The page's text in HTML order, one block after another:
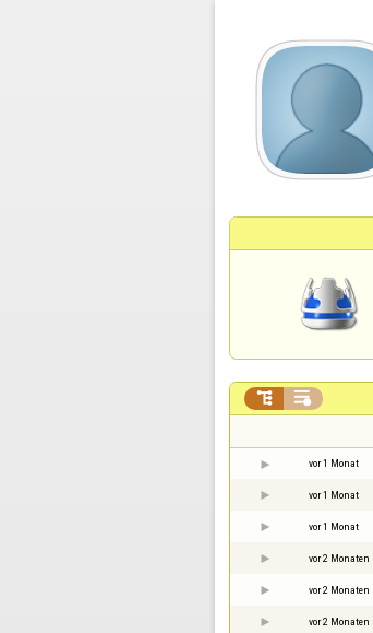
 
vor 1 Monat
vor 1 Monat
vor 1 Monat
vor 2 Monaten
vor 2 Monaten
vor 2 Monaten